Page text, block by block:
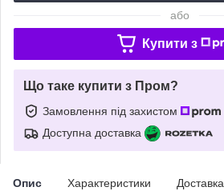
або
Купити з
Що таке купити з Пром?
Замовлення під захистом
Доступна доставка
Опис Характеристики Доставка